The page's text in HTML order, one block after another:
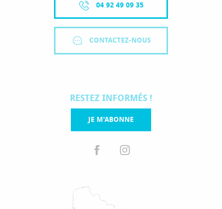
04 92 49 09 35
CONTACTEZ-NOUS
RESTEZ INFORMÉS !
JE M'ABONNE